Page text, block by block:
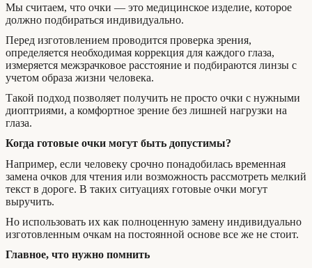
Мы считаем, что очки — это медицинское изделие, которое
должно подбираться индивидуально.
Перед изготовлением проводится проверка зрения,
определяется необходимая коррекция для каждого глаза,
измеряется межзрачковое расстояние и подбираются линзы с
учетом образа жизни человека.
Такой подход позволяет получить не просто очки с нужными
диоптриями, а комфортное зрение без лишней нагрузки на
глаза.
Когда готовые очки могут быть допустимы?
Например, если человеку срочно понадобилась временная
замена очков для чтения или возможность рассмотреть мелкий
текст в дороге. В таких ситуациях готовые очки могут
выручить.
Но использовать их как полноценную замену индивидуально
изготовленным очкам на постоянной основе все же не стоит.
Главное, что нужно помнить